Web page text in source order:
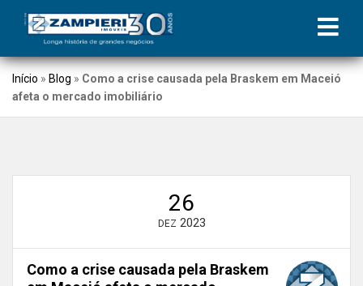
Início » Blog » Como a crise causada pela Braskem em Maceió
afeta o mercado imobiliário
26
DEZ 2023
Como a crise causada pela Braskem